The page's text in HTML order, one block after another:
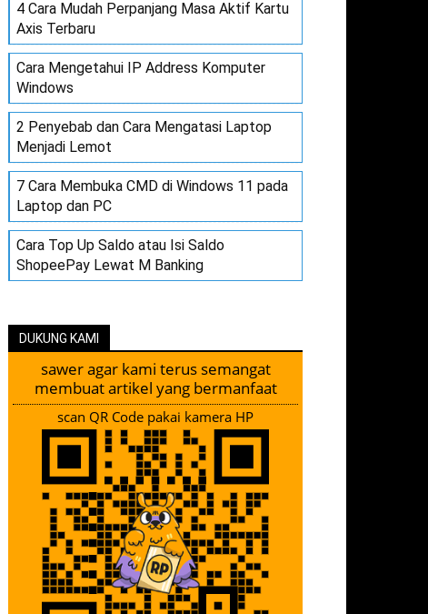
4 Cara Mudah Perpanjang Masa Aktif Kartu
Axis Terbaru
Cara Mengetahui IP Address Komputer
Windows
2 Penyebab dan Cara Mengatasi Laptop
Menjadi Lemot
7 Cara Membuka CMD di Windows 11 pada
Laptop dan PC
Cara Top Up Saldo atau Isi Saldo
ShopeePay Lewat M Banking
DUKUNG KAMI
sawer agar kami terus semangat
membuat artikel yang bermanfaat
scan QR Code pakai kamera HP